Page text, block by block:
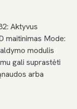
Aktyvus
maitinimas Mode:
modulis
gali suprastėti
arba